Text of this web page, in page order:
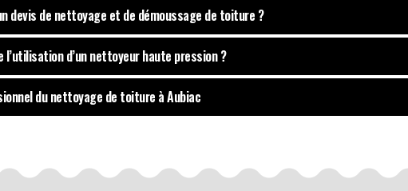
devis de nettoyage et de démoussage de toiture ?
d’un nettoyeur haute pression ?
du nettoyage de toiture à Aubiac